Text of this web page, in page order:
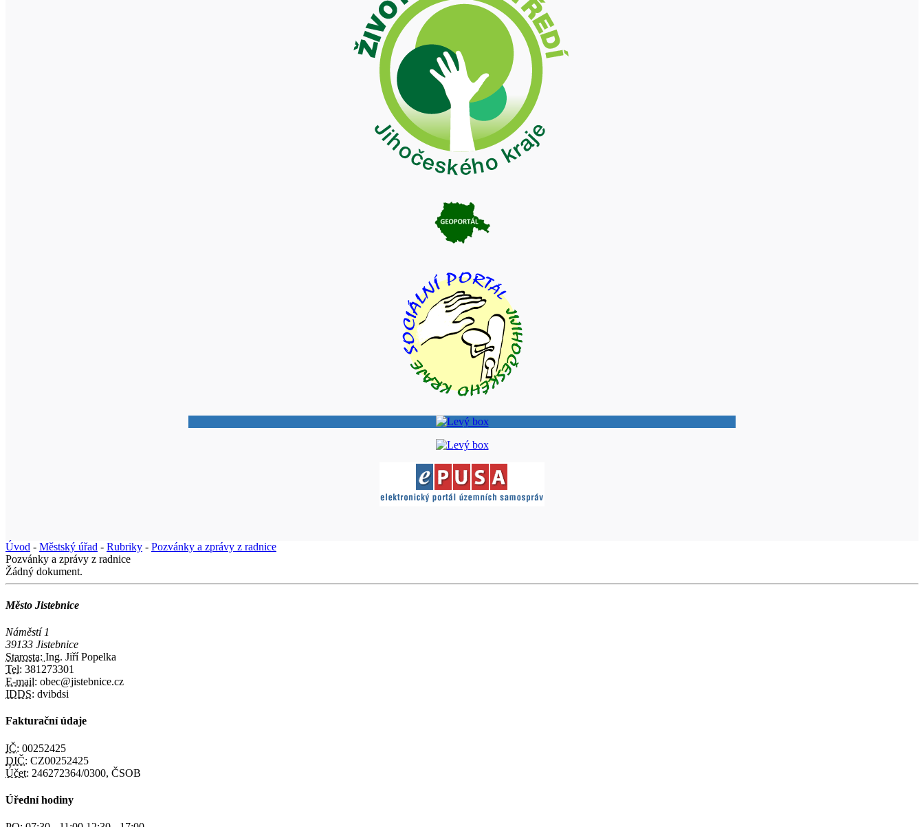
Úvod - Městský úřad - Rubriky - Pozvánky a zprávy z radnice
Pozvánky a zprávy z radnice
Žádný dokument.
Město Jistebnice
Náměstí 1
39133 Jistebnice
Starosta: Ing. Jiří Popelka
Tel: 381273301
E-mail: obec@jistebnice.cz
IDDS: dvibdsi
Fakturační údaje
IČ: 00252425
DIČ: CZ00252425
Účet: 246272364/0300, ČSOB
Úřední hodiny